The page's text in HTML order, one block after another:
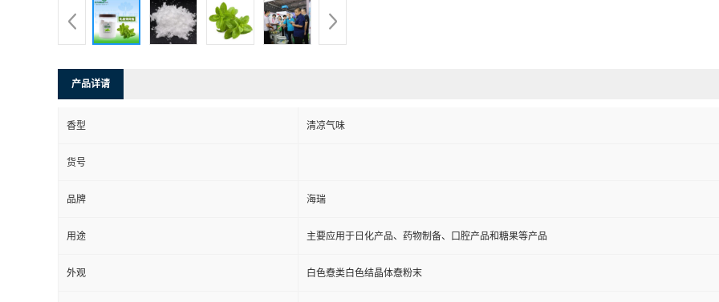
产品详请
香型 清凉气味
货号
品牌 海瑞
用途 主要应用于日化产品、药物制备、口腔产品和糖果等产品
外观 白色憃类白色结晶体憃粉末